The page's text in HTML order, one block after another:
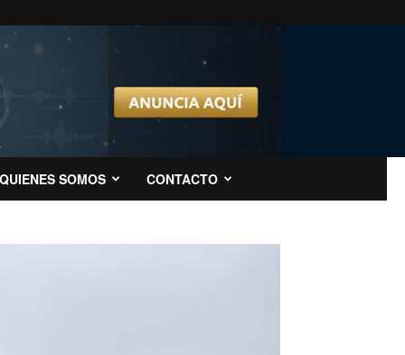
QUIENES SOMOS CONTACTO